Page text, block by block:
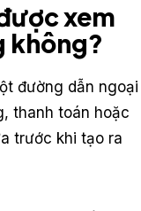
xem
không?
đường dẫn ngoại
thanh toán hoặc
trước khi tạo ra